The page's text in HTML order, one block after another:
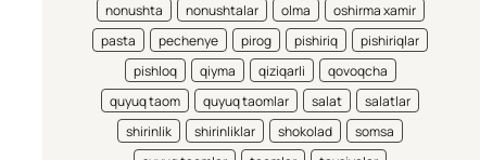
nonushta
nonushtalar olma
oshirma xamir
pasta
pechenye pirog pishiriq
pishiriqlar
pishloq
qiyma qiziqarli
qovoqcha
quyuq taom
quyuq taomlar salat
salatlar
shirinlik
shirinliklar shokolad
somsa